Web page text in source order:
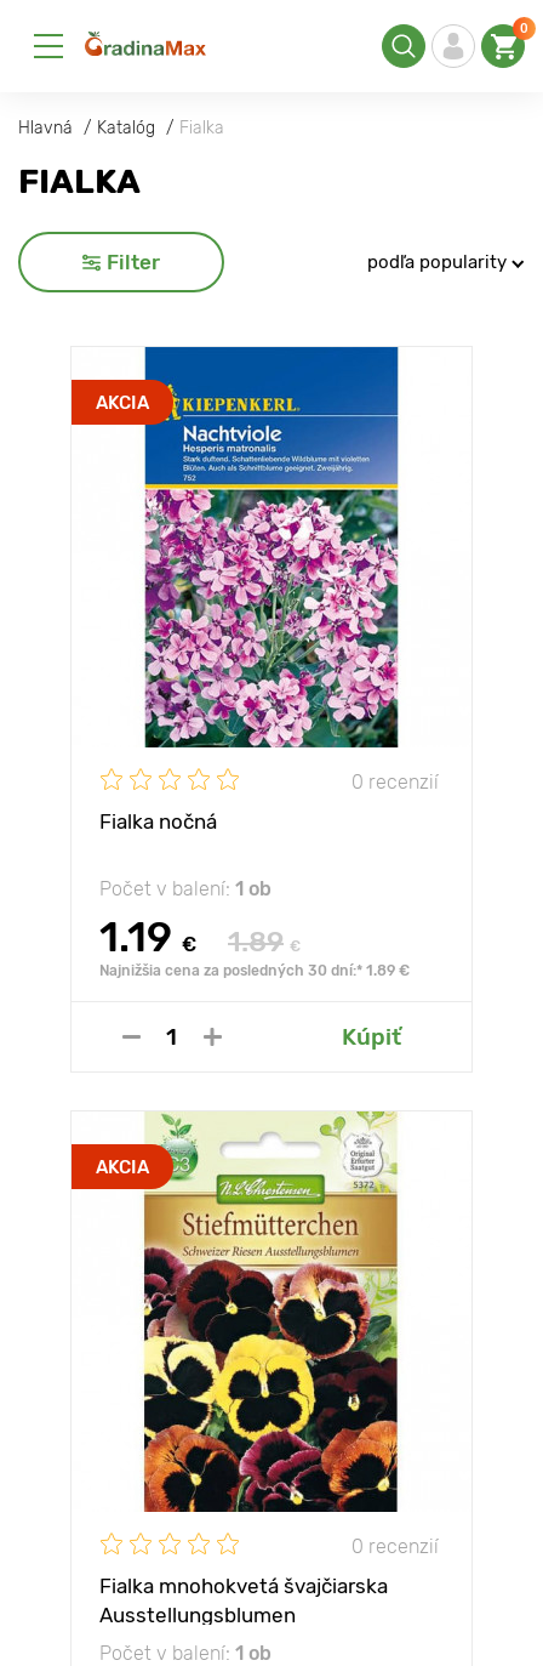
0
Hlavná Katalóg Fialka
FIALKA
Filter podľa popularity
AKCIA
0 recenzií
Fialka nočná
Počet v balení: 1 ob
1.19 € 1.89 €
Najnižšia cena za posledných 30 dní:* 1.89 €
Kúpiť
AKCIA
0 recenzií
Fialka mnohokvetá švajčiarska
Ausstellungsblumen
Počet v balení: 1 ob